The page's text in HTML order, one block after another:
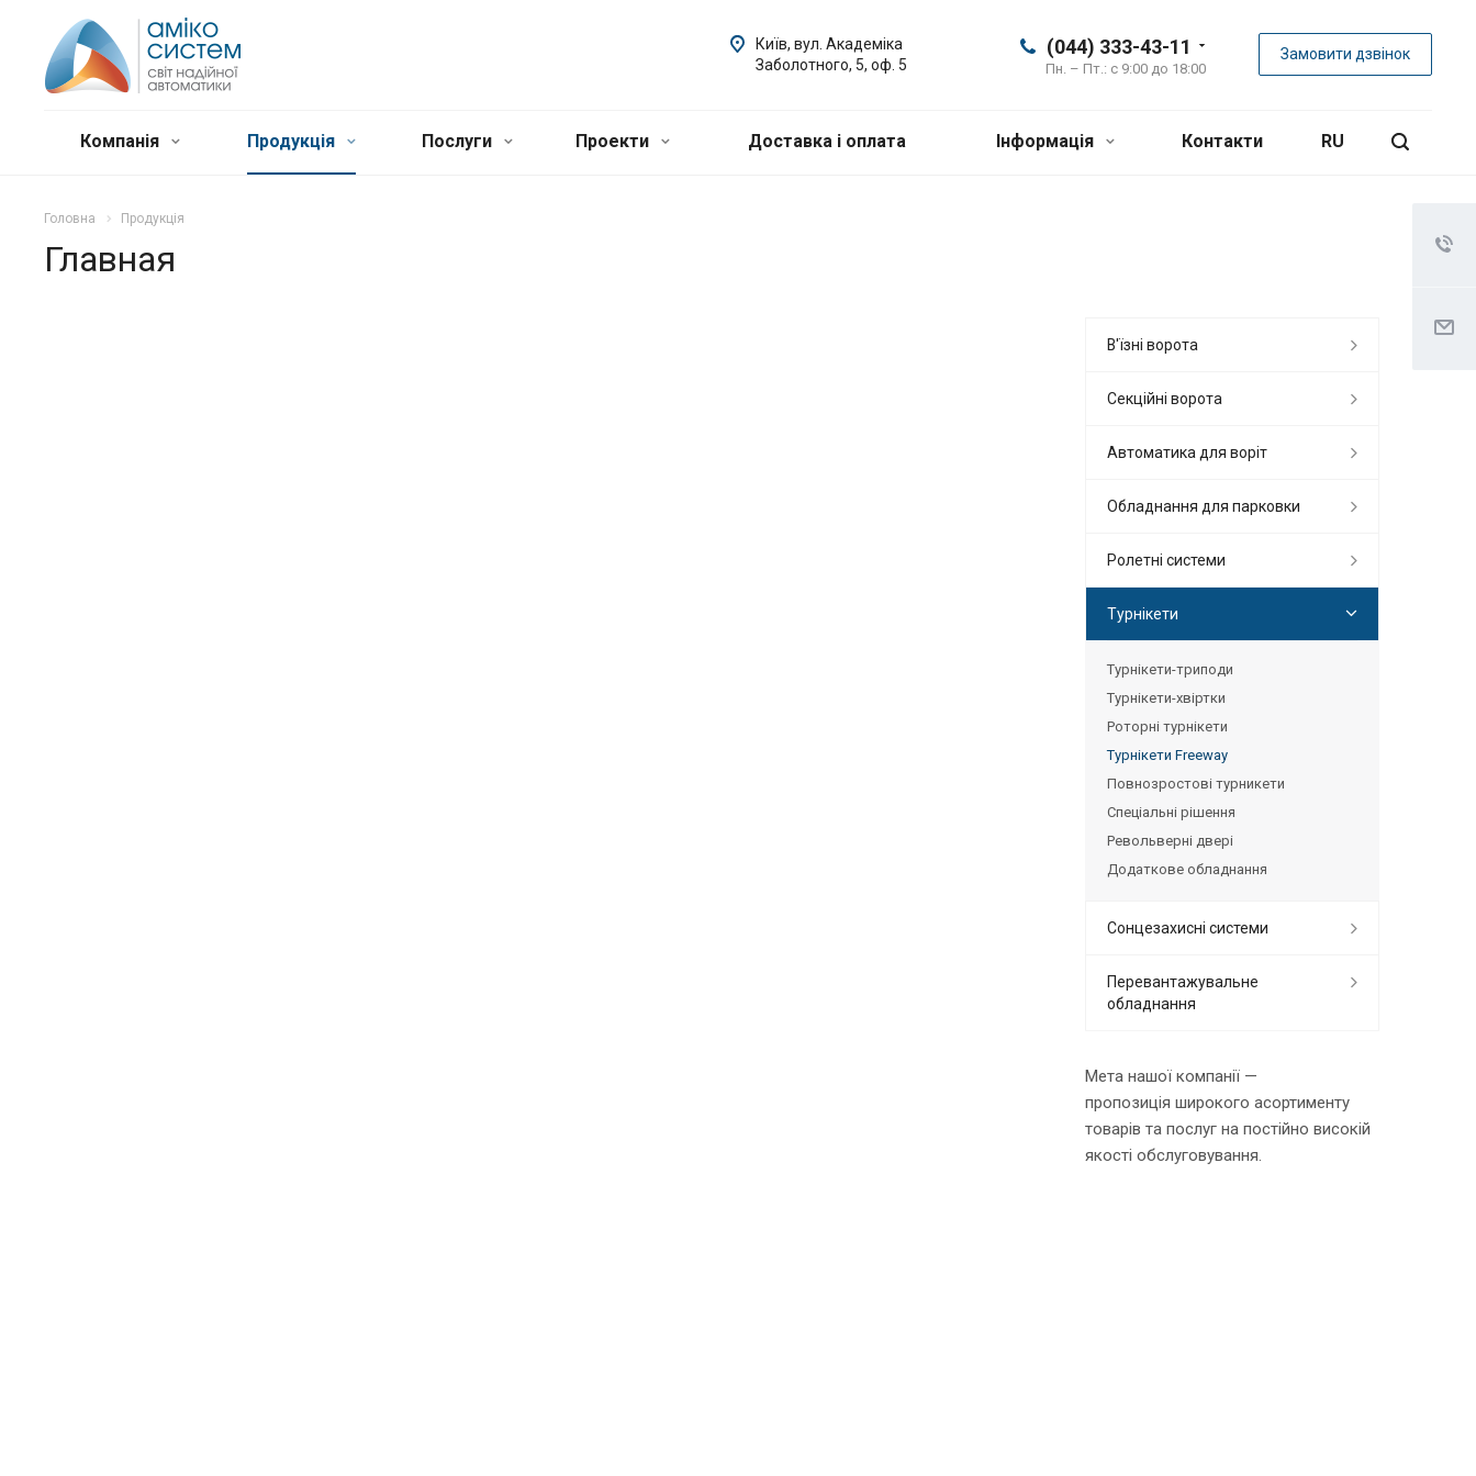
(044) 333-43-11
Пн. – Пт.: с 9:00 до 18:00
Замовити дзвінок
Київ, вул. Академіка
Заболотного, 5, оф. 5
Компанія Продукція Послуги Проекти Доставка і оплата Інформація Контакти RU
Головна Продукція
Главная
В'їзні ворота
Секційні ворота
Автоматика для воріт
Обладнання для парковки
Ролетні системи
Турнікети
Турнікети-триподи
Турнікети-хвіртки
Роторні турнікети
Турнікети Freeway
Повнозростові турникети
Спеціальні рішення
Револьверні двері
Додаткове обладнання
Сонцезахисні системи
Перевантажувальне
обладнання
Мета нашої компанії —
пропозиція широкого асортименту
товарів та послуг на постійно високій
якості обслуговування.